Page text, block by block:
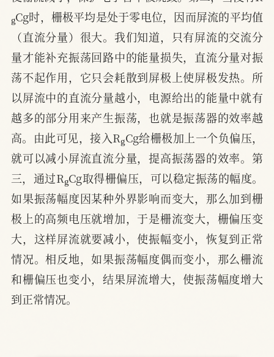
gCg时，栅极平均是处于零电位，因而屏流的平均值
（直流分量）很大。我们知道，只有屏流的交流分
量才能补充振荡回路中的能量损失，直流分量对振
荡不起作用，它只会耗散到屏极上使屏极发热。所
以屏流中的直流分量越小，电源给出的能量中就有
越多的部分用来产生振荡，也就是振荡器的效率越
高。由此可见，接入RgCg给栅极加上一个负偏压，
就可以减小屏流直流分量，提高振荡器的效率。第
三，通过R gCg取得栅偏压，可以稳定振荡的幅度。
如果振荡幅度因某种外界影响而变大，那么加到栅
极上的高频电压就增加，于是栅流变大，栅偏压变
大，这样屏流就要减小，使振幅变小，恢复到正常
情况。相反地，如果振荡幅度偶而变小，那么栅流
和栅偏压也变小，结果屏流增大，使振荡幅度增大
到正常情况。